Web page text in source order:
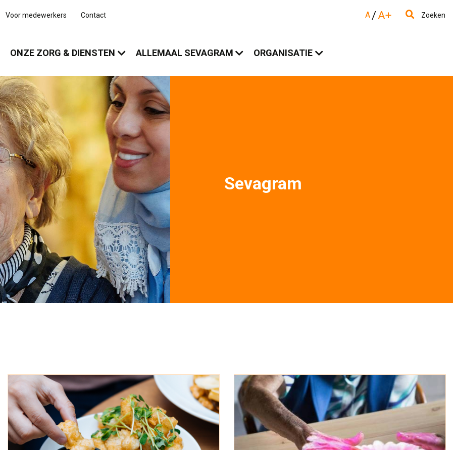
Voor medewerkers Contact A /A+ Zoeken
ONZE ZORG & DIENSTEN ALLEMAAL SEVAGRAM ORGANISATIE
Sevagram